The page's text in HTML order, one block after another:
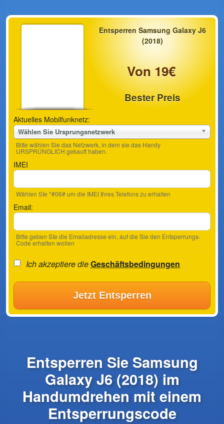
Entsperren Samsung Galaxy J6
(2018)
Von 19€
Bester Preis
Aktuelles Mobilfunknetz:
Wählen Sie Ursprungsnetzwerk
Bitte wählen Sie das Netzwerk, in dem sie das Handy
URSPRÜNGLICH gekauft haben.
IMEI
Wählen SIe *#06# um die IMEI Ihres Telefons zu erhalten
Email:
Bitte geben SIe die Emailadresse ein, auf die Sie den Entsperrungs-
Code erhalten wollen
Ich akzeptiere dieGeschäftsbedingungen
Jetzt Entsperren
Entsperren Sie Samsung
Galaxy J6 (2018) im
Handumdrehen mit einem
Entsperrungscode